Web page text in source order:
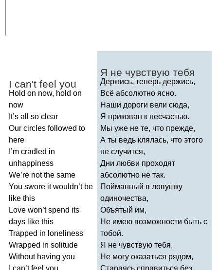
I can't feel you
Hold on now, hold on
now
It’s all so clear
Our circles followed to
here
’m cradled in
unhappiness
We’re not the same
You swore it wouldn’t be
like this
Love won’t spend its
days like this
Trapped in loneliness
Wrapped in solitude
Without having you
can’t feel you
Я не чувствую тебя
Держись, теперь держись,
Всё абсолютно ясно.
Наши дороги вели сюда,
Я прикован к несчастью.
Мы уже не те, что прежде,
А ты ведь клялась, что этого
не случится,
Дни любви проходят
абсолютно не так.
Пойманный в ловушку
одиночества,
Объятый им,
Не имею возможности быть с
тобой.
Я не чувствую тебя,
Не могу оказаться рядом,
Стараясь справиться без